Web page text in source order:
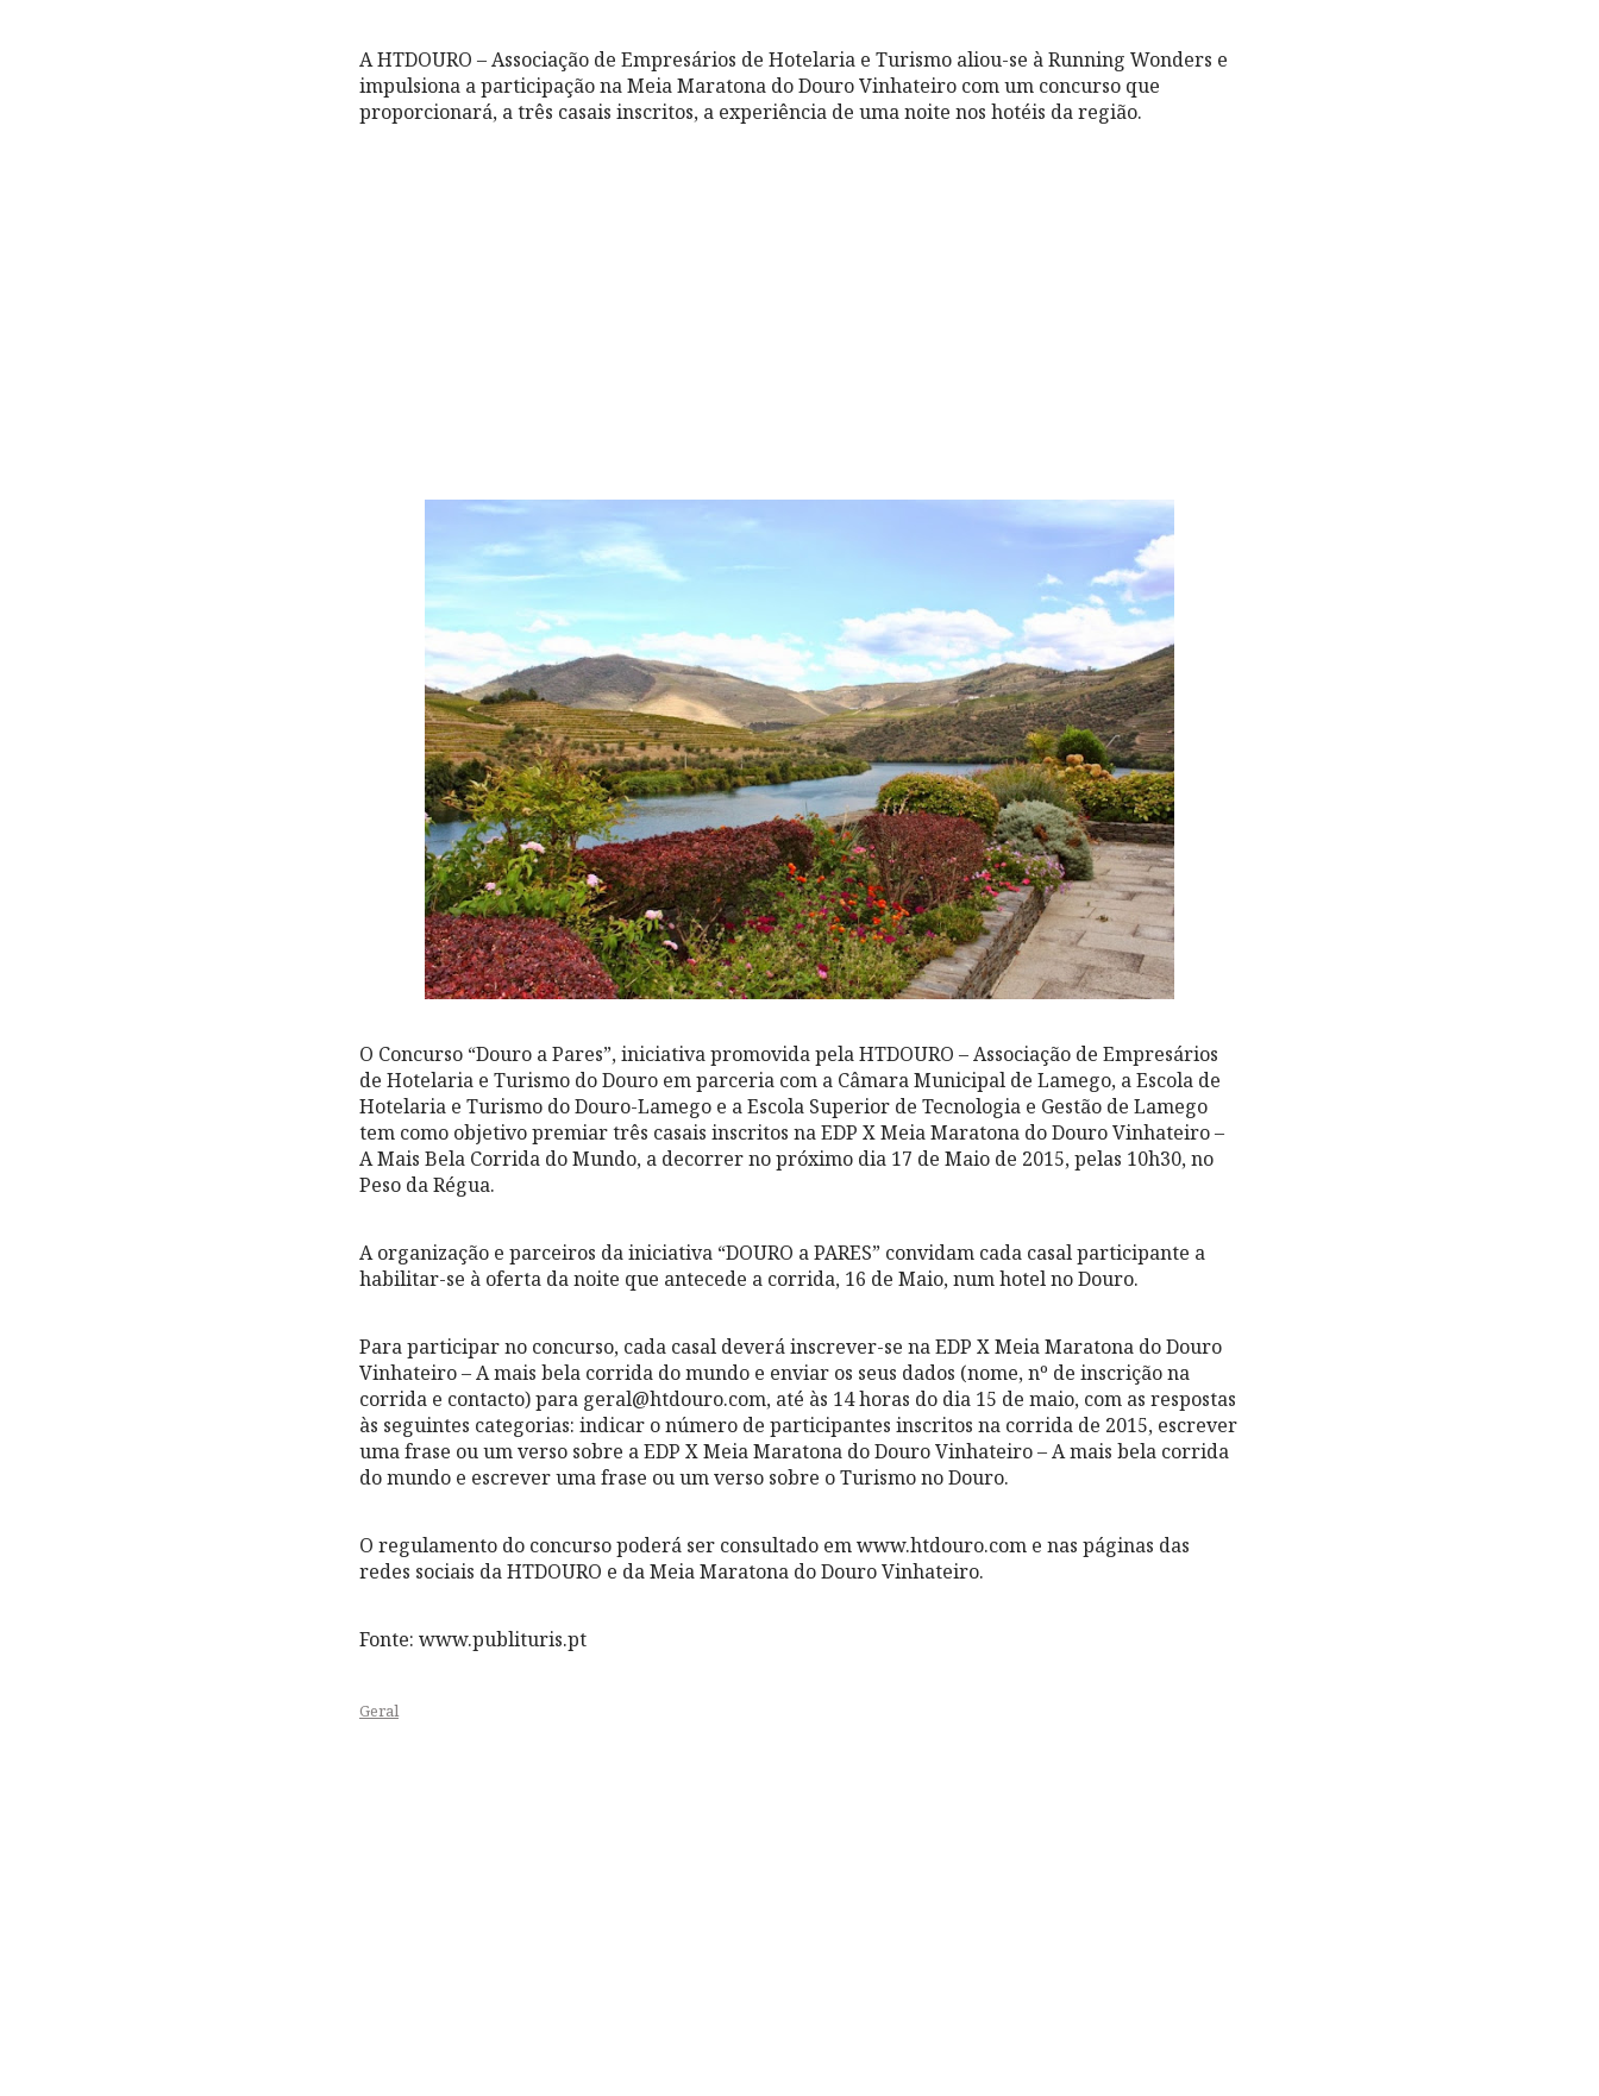
A HTDOURO – Associação de Empresários de Hotelaria e Turismo aliou-se à Running Wonders e
impulsiona a participação na Meia Maratona do Douro Vinhateiro com um concurso que
proporcionará, a três casais inscritos, a experiência de uma noite nos hotéis da região.
O Concurso “Douro a Pares”, iniciativa promovida pela HTDOURO – Associação de Empresários
de Hotelaria e Turismo do Douro em parceria com a Câmara Municipal de Lamego, a Escola de
Hotelaria e Turismo do Douro-Lamego e a Escola Superior de Tecnologia e Gestão de Lamego
tem como objetivo premiar três casais inscritos na EDP X Meia Maratona do Douro Vinhateiro –
A Mais Bela Corrida do Mundo, a decorrer no próximo dia 17 de Maio de 2015, pelas 10h30, no
Peso da Régua.
A organização e parceiros da iniciativa “DOURO a PARES” convidam cada casal participante a
habilitar-se à oferta da noite que antecede a corrida, 16 de Maio, num hotel no Douro.
Para participar no concurso, cada casal deverá inscrever-se na EDP X Meia Maratona do Douro
Vinhateiro – A mais bela corrida do mundo e enviar os seus dados (nome, nº de inscrição na
corrida e contacto) para geral@htdouro.com, até às 14 horas do dia 15 de maio, com as respostas
às seguintes categorias: indicar o número de participantes inscritos na corrida de 2015, escrever
uma frase ou um verso sobre a EDP X Meia Maratona do Douro Vinhateiro – A mais bela corrida
do mundo e escrever uma frase ou um verso sobre o Turismo no Douro.
O regulamento do concurso poderá ser consultado emwww.htdouro.com e nas páginas das
redes sociais da HTDOURO e da Meia Maratona do Douro Vinhateiro.
Fonte: www.publituris.pt
Geral